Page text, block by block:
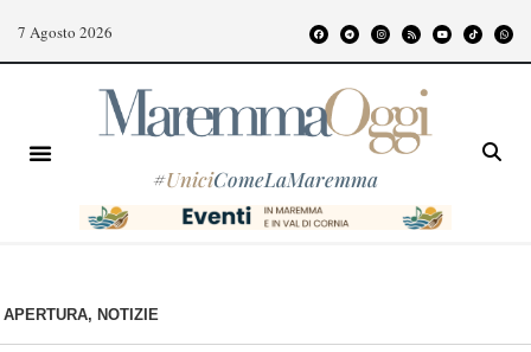
7 Agosto 2026
#UniciComeLaMaremma
APERTURA, NOTIZIE